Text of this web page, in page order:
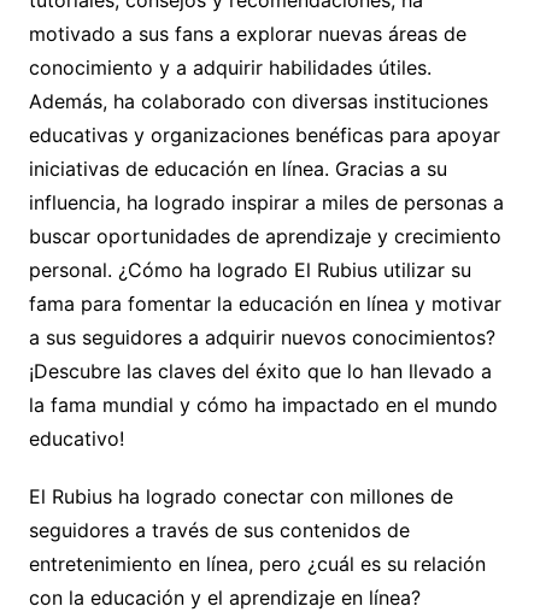
motivado a sus fans a explorar nuevas áreas de
conocimiento y a adquirir habilidades útiles.
Además, ha colaborado con diversas instituciones
educativas y organizaciones benéficas para apoyar
iniciativas de educación en línea. Gracias a su
influencia, ha logrado inspirar a miles de personas a
buscar oportunidades de aprendizaje y crecimiento
personal. ¿Cómo ha logrado El Rubius utilizar su
fama para fomentar la educación en línea y motivar
a sus seguidores a adquirir nuevos conocimientos?
¡Descubre las claves del éxito que lo han llevado a
la fama mundial y cómo ha impactado en el mundo
educativo!
El Rubius ha logrado conectar con millones de
seguidores a través de sus contenidos de
entretenimiento en línea, pero ¿cuál es su relación
con la educación y el aprendizaje en línea?